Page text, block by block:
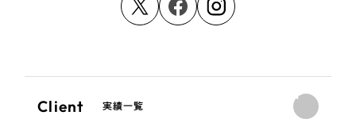
Client 実績一覧